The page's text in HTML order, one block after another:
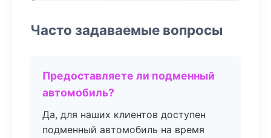
Часто задаваемые вопросы
Предоставляете ли подменный
автомобиль?
Да, для наших клиентов доступен
подменный автомобиль на время